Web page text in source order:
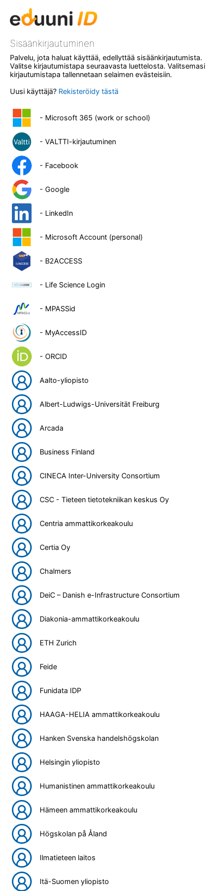
Sisäänkirjautuminen
Palvelu, jota haluat käyttää, edellyttää sisäänkirjautumista.
Valitse kirjautumistapa seuraavasta luettelosta. Valitsemasi
kirjautumistapa tallennetaan selaimen evästeisiin.
Uusi käyttäjä? Rekisteröidy tästä
- Microsoft 365 (work or school)
- VALTTI-kirjautuminen
- Facebook
- Google
- LinkedIn
- Microsoft Account (personal)
- B2ACCESS
- Life Science Login
- MPASSid
- MyAccessID
- ORCID
Aalto-yliopisto
Albert-Ludwigs-Universität Freiburg
Arcada
Business Finland
CINECA Inter-University Consortium
CSC - Tieteen tietotekniikan keskus Oy
Centria ammattikorkeakoulu
Certia Oy
Chalmers
DeiC – Danish e-Infrastructure Consortium
Diakonia-ammattikorkeakoulu
ETH Zurich
Feide
Funidata IDP
HAAGA-HELIA ammattikorkeakoulu
Hanken Svenska handelshögskolan
Helsingin yliopisto
Humanistinen ammattikorkeakoulu
Hämeen ammattikorkeakoulu
Högskolan på Åland
Ilmatieteen laitos
Itä-Suomen yliopisto